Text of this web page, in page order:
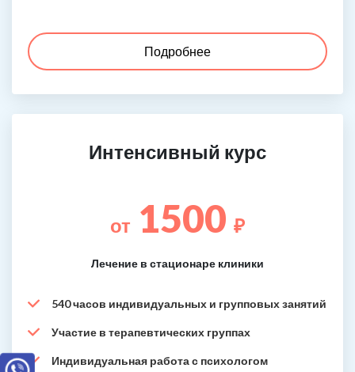
Подробнее
Интенсивный курс
от 1500 ₽
Лечение в стационаре клиники
540 часов индивидуальных и групповых занятий
Участие в терапевтических группах
Индивидуальная работа с психологом